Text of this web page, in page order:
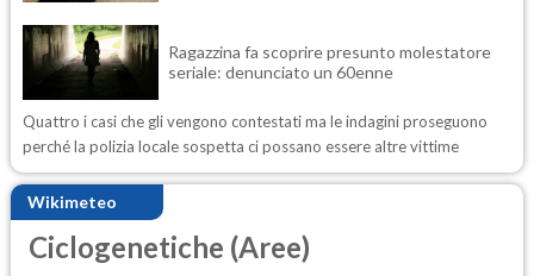
Ragazzina fa scoprire presunto molestatore
seriale: denunciato un 60enne
Quattro i casi che gli vengono contestati ma le indagini proseguono
perché la polizia locale sospetta ci possano essere altre vittime
Wikimeteo
Ciclogenetiche (Aree)